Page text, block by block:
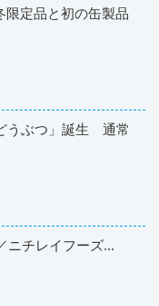
限定品と初の缶製品
うぶつ」誕生 通常
チレイフーズ...